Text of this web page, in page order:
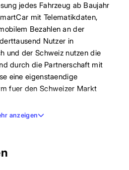
jedes Fahrzeug ab Baujahr
mit Telematikdaten,
Bezahlen an der
Nutzer in
und der Schweiz nutzen die
durch die Partnerschaft mit
eine eigenstaendige
fuer den Schweizer Markt
anzeigen